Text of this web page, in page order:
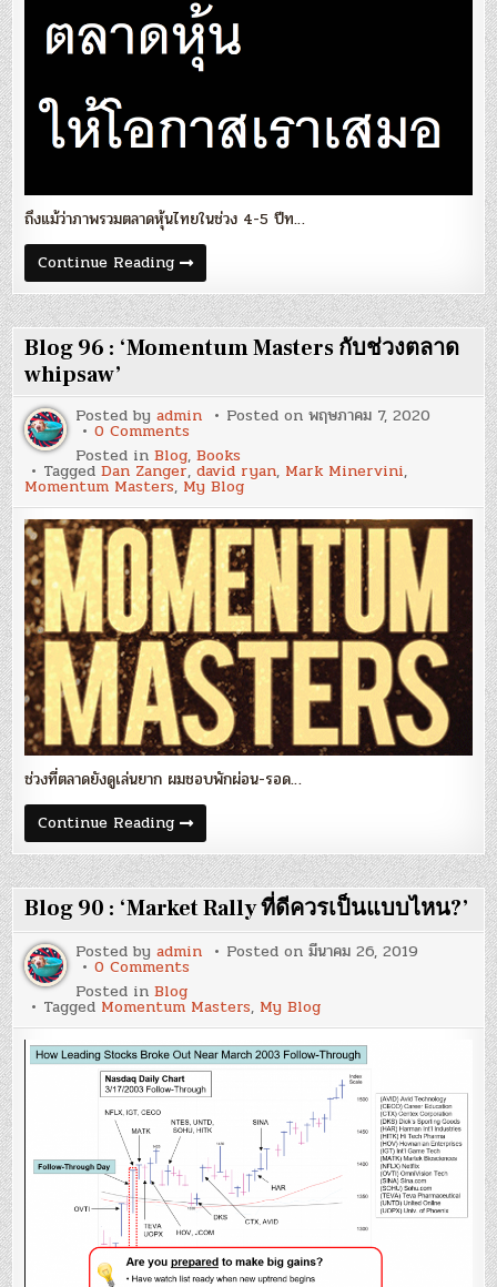
โอกาส
เรา
เสมอ’
ถึงแม้ว่าภาพรวมตลาดหุ้นไทยในช่วง 4-5 ปีท…
Continue ReadingBlog
97
:
‘ตลาด
หุ้น
ให้
โอกาส
Blog 96 : ‘Momentum Masters กับช่วงตลาด
whipsaw’
Posted byadmin Posted onพฤษภาคม 7, 2020
0 Comments
Blog
96
:
‘Momentum
Masters
กับ
ช่วง
ตลาด
whipsaw’
Posted inBlog,Books
TaggedDan Zanger,david ryan, Mark Minervini,
Momentum Masters, My Blog
ช่วงที่ตลาดยังดูเล่นยาก ผมชอบพักผ่อน-รอด…
Continue ReadingBlog
96
:
‘Momentum
Masters
กับ
ช่วง
ตลาด
whipsaw’
Blog 90 : ‘Market Rally ที่ดีควรเป็นแบบไหน?’
Posted byadmin Posted onมีนาคม 26, 2019
0 Comments
90
:
‘Market
Rally
ที่
ดี
ควร
แบบ
ไหน?’
Posted inBlog
Tagged Momentum Masters, My Blog